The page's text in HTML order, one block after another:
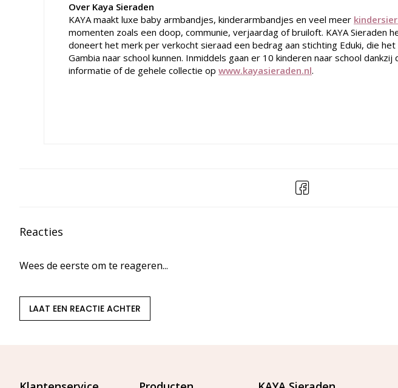
Over Kaya Sieraden
KAYA maakt luxe baby armbandjes, kinderarmbandjes en veel meer
momenten zoals een doop, communie, verjaardag of bruiloft. KAYA Sieraden
doneert het merk per verkocht sieraad een bedrag aan stichting Eduki, die
Gambia naar school kunnen. Inmiddels gaan er 10 kinderen naar school
informatie of de gehele collectie op www.kayasieraden.nl.
Reacties
Wees de eerste om te reageren...
LAAT EEN REACTIE ACHTER